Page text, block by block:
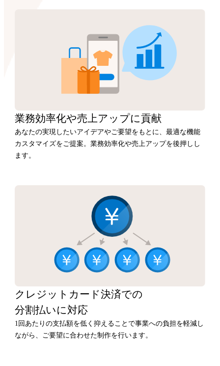
業務効率化や売上アップに貢献
あなたの実現したいアイデアやご要望をもとに、最適な機能
カスタマイズをご提案。業務効率化や売上アップを後押しし
ます。
クレジットカード決済での
分割払いに対応
1回あたりの支払額を低く抑えることで事業への負担を軽減し
ながら、ご要望に合わせた制作を行います。